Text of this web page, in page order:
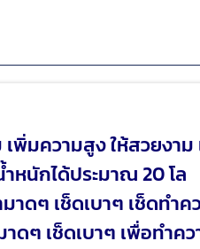
เพิ่มความสูง ให้สวยงา
หนักได้ประมาณ 20 โล
าดๆ เช็ดเบาๆ เช็ดทำค
ดๆ เช็ดเบาๆ เพื่อทำค